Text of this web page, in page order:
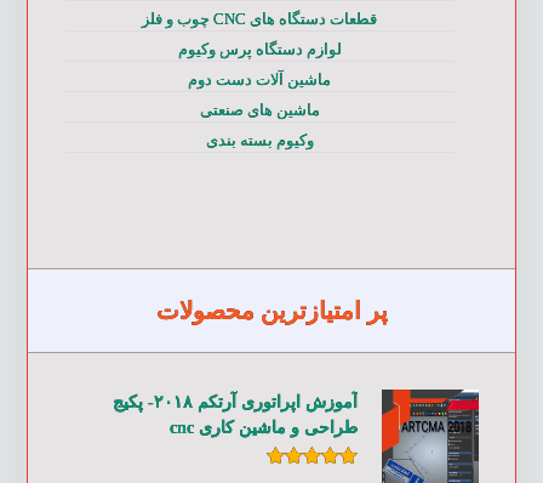
قطعات دستگاه های CNC چوب و فلز
لوازم دستگاه پرس وکیوم
ماشین آلات دست دوم
ماشین های صنعتی
وکیوم بسته بندی
پر امتیازترین محصولات
آموزش اپراتوری آرتکم ۲۰۱۸- پکیج
طراحی و ماشین کاری cnc